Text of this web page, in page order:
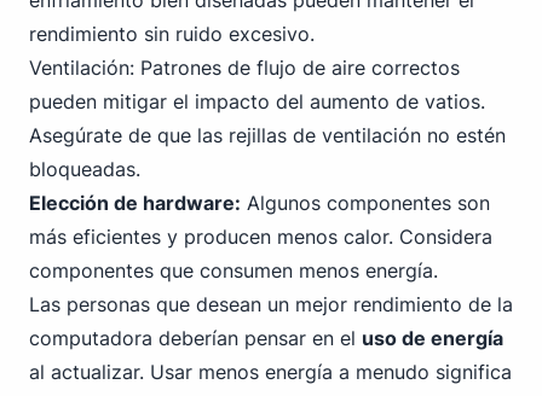
rendimiento sin ruido excesivo.
Ventilación: Patrones de flujo de aire correctos
pueden mitigar el impacto del aumento de vatios.
Asegúrate de que las rejillas de ventilación no estén
bloqueadas.
Elección de hardware: Algunos componentes son
más eficientes y producen menos calor. Considera
componentes que consumen menos energía.
Las personas que desean un mejor rendimiento de la
computadora deberían pensar en el uso de energía
al actualizar. Usar menos energía a menudo significa